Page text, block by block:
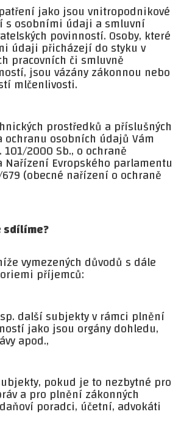
jako jsou vnitropodnikové
s osobními údaji a smluvní
povinností. Osoby, které
údaji přicházejí do styku v
pracovních či smluvně
jsou vázány zákonnou nebo
mlčenlivosti.
prostředků a příslušných
ochranu osobních údajů Vám
2000 Sb., o ochraně
Evropského parlamentu
679 (obecné nařízení o ochraně
sdílíme?
vymezených důvodů s dále
příjemců:
další subjekty v rámci plnění
jako jsou orgány dohledu,
apod.,
pokud je to nezbytné pro
a pro plnění zákonných
poradci, účetní, advokáti